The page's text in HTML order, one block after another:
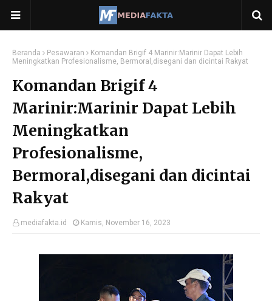
Beranda Pesawaran
Komandan Brigif 4 Marinir:Marinir Dapat Lebih
Meningkatkan Profesionalisme, Bermoral,disegani dan dicintai Rakyat
Komandan Brigif 4
Marinir:Marinir Dapat Lebih
Meningkatkan
Profesionalisme,
Bermoral,disegani dan dicintai
Rakyat
mediafakta.id Kamis, November 16, 2023